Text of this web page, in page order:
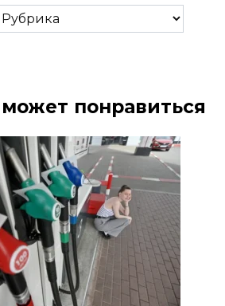
понравиться